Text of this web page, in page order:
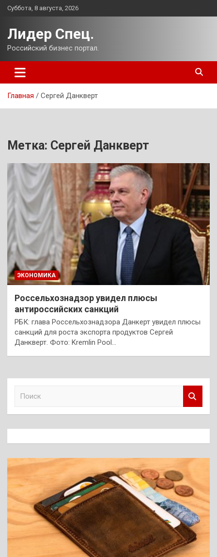
Перейти
Суббота, 8 августа, 2026
Лидер Спец.
Российский бизнес портал.
Главная Сергей Данкверт
Метка: Сергей Данкверт
ЭКОНОМИКА
Россельхознадзор увидел плюсы
антироссийских санкций
РБК: глава Россельхознадзора Данкерт увидел плюсы
санкций для роста экспорта продуктов Сергей
Данкверт. Фото: Kremlin Pool…
к